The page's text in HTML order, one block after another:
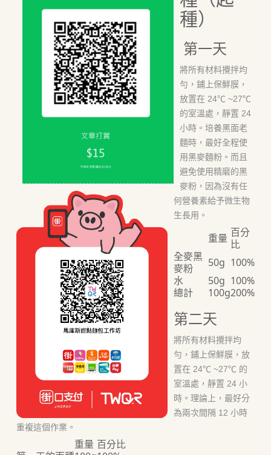
種）
第一天
將所有材料攪拌均
勻，鋪上保鮮膜，
放置在 24℃ ~27℃
的室溫處，靜置 24
小時。培養黑面老
麵時，最好全程使
用黑麥麵粉。而且
避免使用精磨的黑
麥粉，因為沒有任
何營養素給予微生物
生長用。
重量 百分
比
全麥黑
麥粉
50g 100%
水
50g 100%
總計
100g200%
第二天
將所有材料攪拌均
勻，鋪上保鮮膜，放
置在 24℃ ~27℃ 的
室溫處，靜置 24 小
時。理論上，最好分
為兩次間隔 12 小時
重複這個作業。
重量 百分比